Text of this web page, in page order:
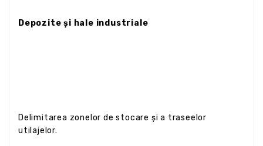
Depozite și hale industriale
Delimitarea zonelor de stocare și a traseelor
utilajelor.